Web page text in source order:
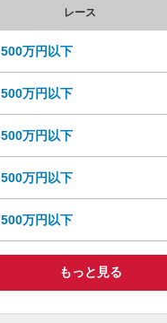
レース
500万円以下
500万円以下
500万円以下
500万円以下
500万円以下
もっと見る